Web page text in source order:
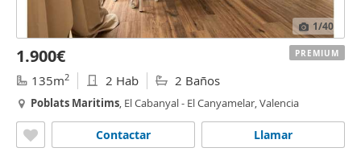
1/40
1.900€
135m2 2 Hab 2 Baños
Poblats Maritims, El Cabanyal - El Canyamelar, Valencia
Llamar
Contactar
PREMIUM